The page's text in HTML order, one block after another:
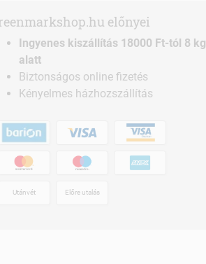
előnyei
Ingyenes kiszállítás 18000 Ft-tól 8 kg
alatt
Biztonságos online fizetés
Kényelmes házhozszállítás
Utánvét Előre utalás